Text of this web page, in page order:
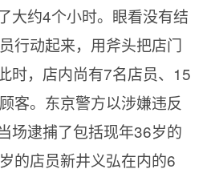
大约4个小时。眼看没有结
行动起来，用斧头把店门
时，店内尚有7名店员、15
客。东京警方以涉嫌违反
场逮捕了包括现年36岁的
的店员新井义弘在内的6